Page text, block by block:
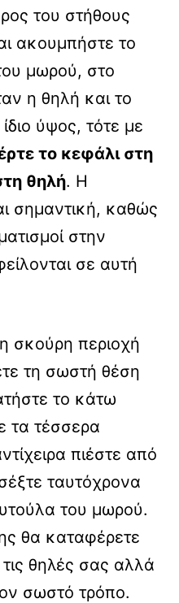
του στήθους
ακουμπήστε το
μωρού, στο
η θηλή και το
ύψος, τότε με
το κεφάλι στη
θηλή. Η
σημαντική, καθώς
στην
σε αυτή
σκούρη περιοχή
τη σωστή θέση
το κάτω
τα τέσσερα
πιέστε από
ταυτόχρονα
του μωρού.
θα καταφέρετε
θηλές σας αλλά
σωστό τρόπο.